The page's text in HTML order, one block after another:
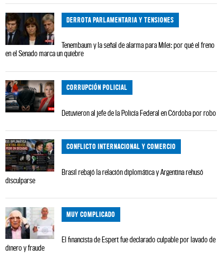
DERROTA PARLAMENTARIA Y TENSIONES
Tenembaum y la señal de alarma para Milei: por qué el freno
en el Senado marca un quiebre
CORRUPCIÓN POLICIAL
Detuvieron al jefe de la Policía Federal en Córdoba por robo
CONFLICTO INTERNACIONAL Y COMERCIO
Brasil rebajó la relación diplomática y Argentina rehusó
disculparse
MUY COMPLICADO
El financista de Espert fue declarado culpable por lavado de
dinero y fraude